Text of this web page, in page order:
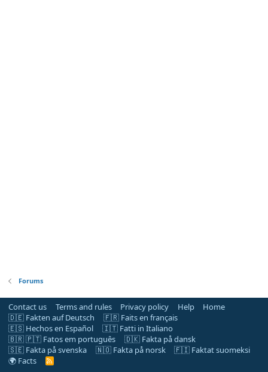
Forums
Contact us Terms and rules Privacy policy Help
Home
🇩🇪 Fakten auf Deutsch
🇫🇷 Faits en français
🇪🇸 Hechos en Español
🇮🇹 Fatti in Italiano
🇧🇷 🇵🇹 Fatos em português
🇩🇰 Fakta på dansk
🇸🇪 Fakta på svenska
🇳🇴 Fakta på norsk
🇫🇮 Faktat suomeksi
🌍 Facts
R